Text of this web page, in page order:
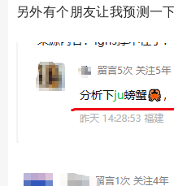
另外有个朋友让我预测一